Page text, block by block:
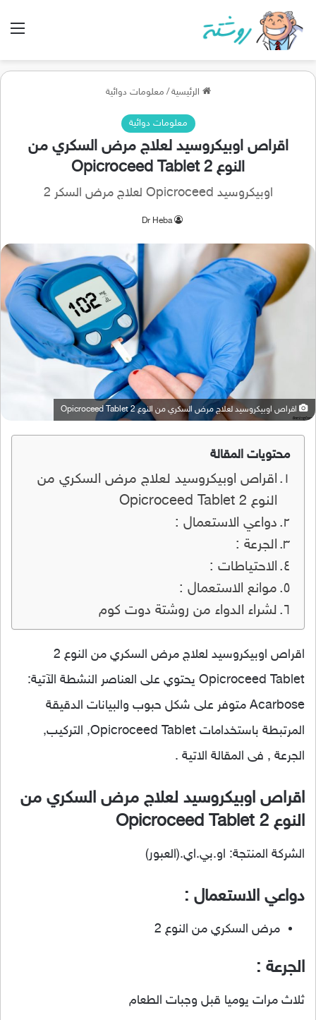
الرئيسية / معلومات دوائية
معلومات دوائية
اقراص اوبيكروسيد لعلاج مرض السكري من
النوع 2 Opicroceed Tablet
اوبيكروسيد Opicroceed لعلاج مرض السكر 2
Dr Heba
اقراص اوبيكروسيد لعلاج مرض السكري من النوع 2 Opicroceed Tablet
محتويات المقالة
اقراص اوبيكروسيد لعلاج مرض السكري من
النوع 2 Opicroceed Tablet
دواعي الاستعمال :
الجرعة :
الاحتياطات :
موانع الاستعمال :
لشراء الدواء من روشتة دوت كوم
اقراص اوبيكروسيد لعلاج مرض السكري من النوع 2
Opicroceed Tablet يحتوي على العناصر النشطة الآتية:
Acarbose متوفر على شكل حبوب والبيانات الدقيقة
المرتبطة باستخدامات Opicroceed Tablet, التركيب,
الجرعة , فى المقالة الاتية .
اقراص اوبيكروسيد لعلاج مرض السكري من
النوع 2 Opicroceed Tablet
الشركة المنتجة: او.بي.اي.(العبور)
دواعي الاستعمال :
مرض السكري من النوع 2
الجرعة :
ثلاث مرات يوميا قبل وجبات الطعام